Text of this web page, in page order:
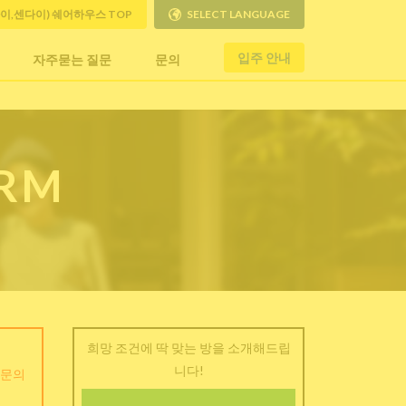
자주묻는 질문 문의 입주 안내
,센다이) 쉐어하우스 TOP SELECT LANGUAGE
의
희망 조건에 딱 맞는 방을 소개해드립
니다!